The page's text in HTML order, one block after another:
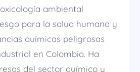
ambiental
para la salud humana y
químicas peligrosas
en Colombia. Ha
del sector químico y